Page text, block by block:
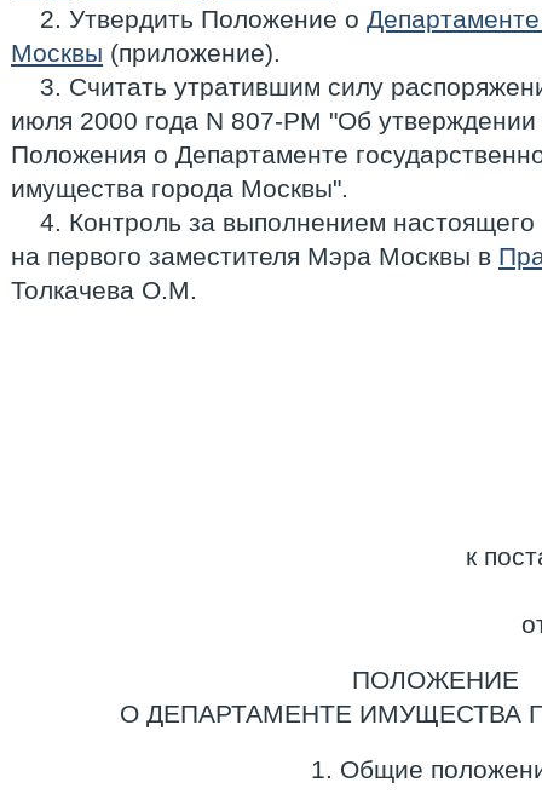
2. Утвердить Положение о
Москвы (приложение).
3. Считать утратившим силу
июля 2000 года N 807-РМ "Об утверждении
Положения о Департаменте
имущества города Москвы".
4. Контроль за выполнением
на первого заместителя Мэра Москвы в
Толкачева О.М.
к
ПОЛОЖЕНИЕ
О ДЕПАРТАМЕНТЕ ИМУЩЕСТВА
1. Общие